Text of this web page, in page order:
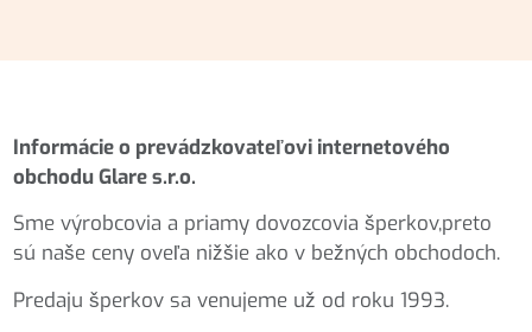
Informácie o prevádzkovateľovi internetového
obchodu Glare s.r.o.
Sme výrobcovia a priamy dovozcovia šperkov,preto
sú naše ceny oveľa nižšie ako v bežných obchodoch.
Predaju šperkov sa venujeme už od roku 1993.